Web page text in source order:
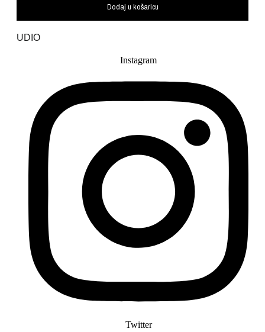
Dodaj u košaricu
UDIO
Instagram
Twitter